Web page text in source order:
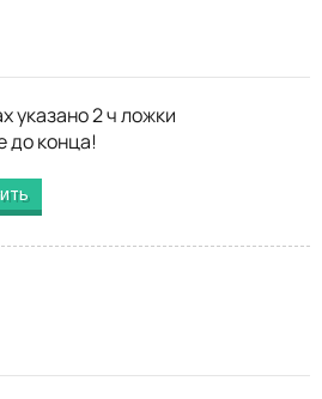
указано 2 ч ложки
до конца!